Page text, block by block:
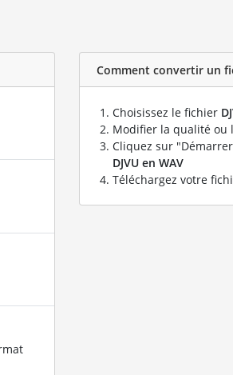
Comment convertir un
Choisissez le fichier
Modifier la qualité ou
Cliquez sur
DJVU en WAV
Téléchargez votre